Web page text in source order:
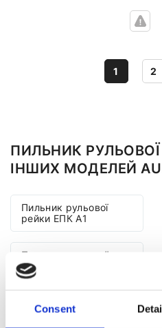
Consent
1 2
ПИЛЬНИК
ІНШИХ МОДЕЛЕЙ
Пильник рульової
рейки ЕПК A1
Пильник рульової
рейки ЕПК A4
Пильник рульової
рейки ЕПК A6